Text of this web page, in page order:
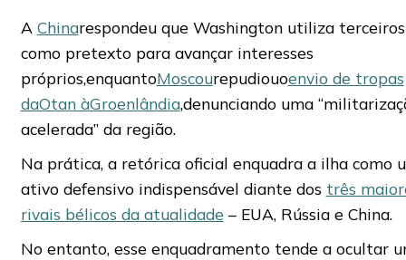
A Chinarespondeu que Washington utiliza terceiros
como pretexto para avançar interesses
próprios,enquantoMoscourepudiouoenvio de tropas
daOtan àGroenlândia,denunciando uma
acelerada” da região.
Na prática, a retórica oficial enquadra a ilha como
ativo defensivo indispensável diante dos três
rivais bélicos da atualidade – EUA, Rússia e China.
No entanto, esse enquadramento tende a ocultar